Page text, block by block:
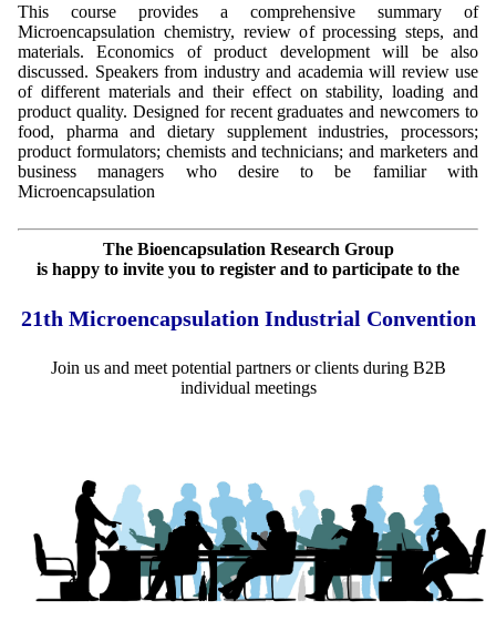
This course provides a comprehensive summary of
Microencapsulation chemistry, review of processing steps, and
materials. Economics of product development will be also
discussed. Speakers from industry and academia will review use
of different materials and their effect on stability, loading and
product quality. Designed for recent graduates and newcomers to
food, pharma and dietary supplement industries, processors;
product formulators; chemists and technicians; and marketers and
business managers who desire to be familiar with
Microencapsulation
The Bioencapsulation Research Group
is happy to invite you to register and to participate to the
21th Microencapsulation Industrial Convention
Join us and meet potential partners or clients during B2B
individual meetings